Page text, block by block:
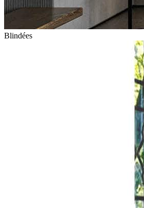
Blindées